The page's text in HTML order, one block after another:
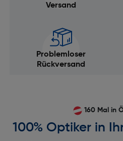
Versand
Problemloser
Rückversand
160 Mal in
100% Optiker in